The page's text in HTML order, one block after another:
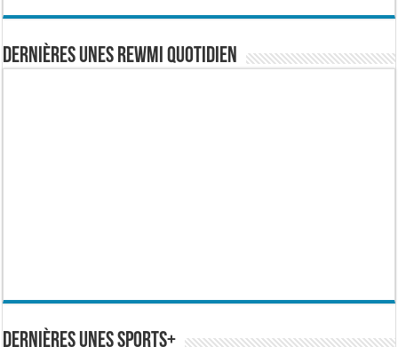
Dernières Unes Rewmi Quotidien
Dernières Unes Sports+